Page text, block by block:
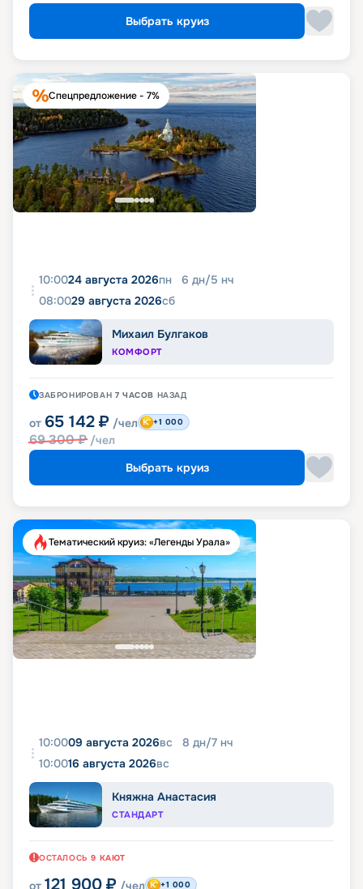
Выбрать круиз
Спецпредложение - 7%
10:0024 августа 2026пн 6 дн/5 нч
08:0029 августа 2026сб
Михаил Булгаков
КОМФОРТ
ЗАБРОНИРОВАН 7 ЧАСОВ НАЗАД
от 65 142 ₽ /чел
69 300₽ /чел
+1 000
Выбрать круиз
Тематический круиз: «Легенды Урала»
10:0009 августа 2026вс 8 дн/7 нч
10:0016 августа 2026вс
Княжна Анастасия
СТАНДАРТ
ОСТАЛОСЬ 9 КАЮТ
от 121 900 ₽ /чел +1 000